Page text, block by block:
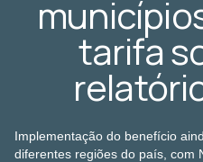
tarifa
Implementação do benefício
diferentes regiões do país, com